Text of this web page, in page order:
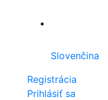
Slovenčina
Registrácia
Prihlásiť sa